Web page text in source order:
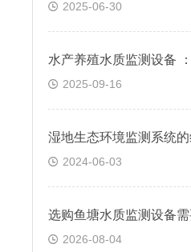
2025-06-30
2025-09-16
2024-06-03
2026-08-04